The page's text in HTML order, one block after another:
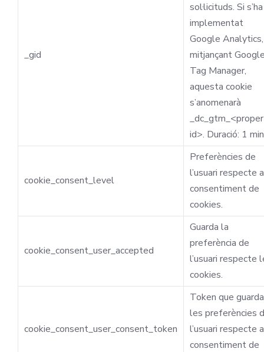
_gid
sol·licituds. Si s’ha
implementat
Google Analytics,
mitjançant
Tag Manager,
aquesta cookie
s’anomenarà
id>. Duració: 1
cookie_consent_level
Preferències de
l’usuari respecte
consentiment de
cookies.
cookie_consent_user_accepted
Guarda la
preferència de
l’usuari respecte
cookies.
cookie_consent_user_consent_token
Token que guarda
les preferències
l’usuari respecte
consentiment de